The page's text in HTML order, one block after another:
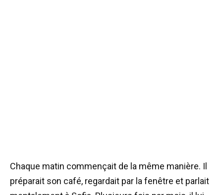
Chaque matin commençait de la même manière. Il
préparait son café, regardait par la fenêtre et parlait